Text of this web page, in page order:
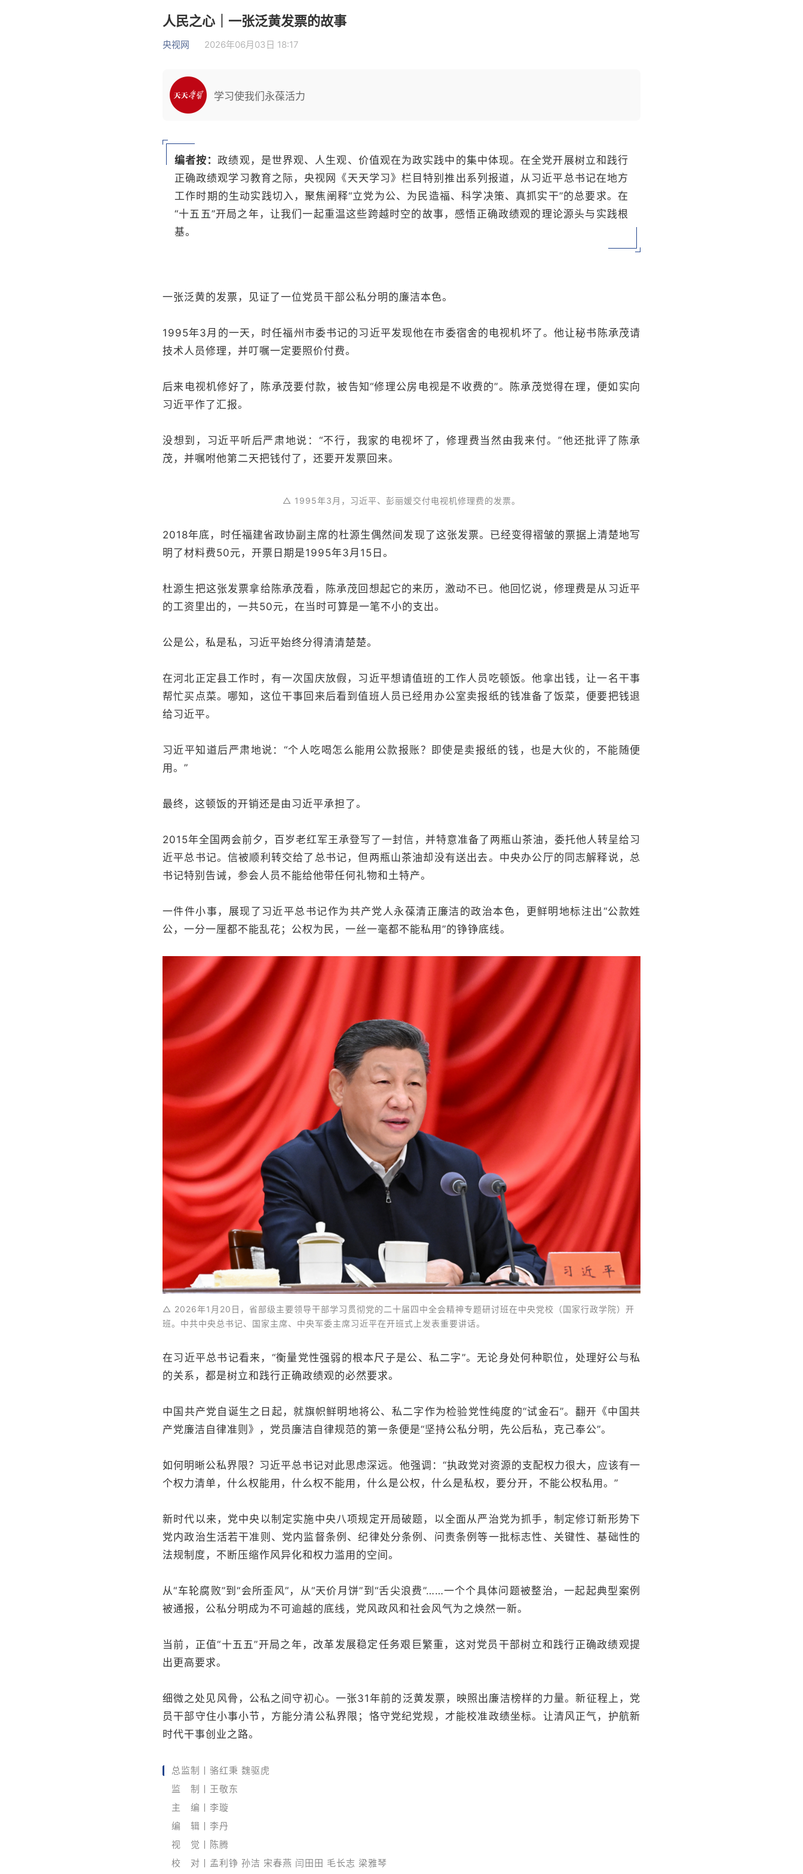
人民之心｜一张泛黄发票的故事
央视网 2026年06月03日 18:17
学习使我们永葆活力
编者按：政绩观，是世界观、人生观、价值观在为政实践中的集中体现。在全党开展树立和践行
正确政绩观学习教育之际，央视网《天天学习》栏目特别推出系列报道，从习近平总书记在地方
工作时期的生动实践切入，聚焦阐释“立党为公、为民造福、科学决策、真抓实干”的总要求。在
“十五五”开局之年，让我们一起重温这些跨越时空的故事，感悟正确政绩观的理论源头与实践根
基。
一张泛黄的发票，见证了一位党员干部公私分明的廉洁本色。
1995年3月的一天，时任福州市委书记的习近平发现他在市委宿舍的电视机坏了。他让秘书陈承茂请
技术人员修理，并叮嘱一定要照价付费。
后来电视机修好了，陈承茂要付款，被告知“修理公房电视是不收费的”。陈承茂觉得在理，便如实向
习近平作了汇报。
没想到，习近平听后严肃地说：“不行，我家的电视坏了，修理费当然由我来付。”他还批评了陈承
茂，并嘱咐他第二天把钱付了，还要开发票回来。
△ 1995年3月，习近平、彭丽媛交付电视机修理费的发票。
2018年底，时任福建省政协副主席的杜源生偶然间发现了这张发票。已经变得褶皱的票据上清楚地写
明了材料费50元，开票日期是1995年3月15日。
杜源生把这张发票拿给陈承茂看，陈承茂回想起它的来历，激动不已。他回忆说，修理费是从习近平
的工资里出的，一共50元，在当时可算是一笔不小的支出。
公是公，私是私，习近平始终分得清清楚楚。
在河北正定县工作时，有一次国庆放假，习近平想请值班的工作人员吃顿饭。他拿出钱，让一名干事
帮忙买点菜。哪知，这位干事回来后看到值班人员已经用办公室卖报纸的钱准备了饭菜，便要把钱退
给习近平。
习近平知道后严肃地说：“个人吃喝怎么能用公款报账？即使是卖报纸的钱，也是大伙的，不能随便
用。”
最终，这顿饭的开销还是由习近平承担了。
2015年全国两会前夕，百岁老红军王承登写了一封信，并特意准备了两瓶山茶油，委托他人转呈给习
近平总书记。信被顺利转交给了总书记，但两瓶山茶油却没有送出去。中央办公厅的同志解释说，总
书记特别告诫，参会人员不能给他带任何礼物和土特产。
一件件小事，展现了习近平总书记作为共产党人永葆清正廉洁的政治本色，更鲜明地标注出“公款姓
公，一分一厘都不能乱花；公权为民，一丝一毫都不能私用”的铮铮底线。
△ 2026年1月20日，省部级主要领导干部学习贯彻党的二十届四中全会精神专题研讨班在中央党校（国家行政学院）开
班。中共中央总书记、国家主席、中央军委主席习近平在开班式上发表重要讲话。
在习近平总书记看来，“衡量党性强弱的根本尺子是公、私二字”。无论身处何种职位，处理好公与私
的关系，都是树立和践行正确政绩观的必然要求。
中国共产党自诞生之日起，就旗帜鲜明地将公、私二字作为检验党性纯度的“试金石”。翻开《中国共
产党廉洁自律准则》，党员廉洁自律规范的第一条便是“坚持公私分明，先公后私，克己奉公”。
如何明晰公私界限？习近平总书记对此思虑深远。他强调：“执政党对资源的支配权力很大，应该有一
个权力清单，什么权能用，什么权不能用，什么是公权，什么是私权，要分开，不能公权私用。”
新时代以来，党中央以制定实施中央八项规定开局破题，以全面从严治党为抓手，制定修订新形势下
党内政治生活若干准则、党内监督条例、纪律处分条例、问责条例等一批标志性、关键性、基础性的
法规制度，不断压缩作风异化和权力滥用的空间。
从“车轮腐败”到“会所歪风”，从“天价月饼”到“舌尖浪费”……一个个具体问题被整治，一起起典型案例
被通报，公私分明成为不可逾越的底线，党风政风和社会风气为之焕然一新。
当前，正值“十五五”开局之年，改革发展稳定任务艰巨繁重，这对党员干部树立和践行正确政绩观提
出更高要求。
细微之处见风骨，公私之间守初心。一张31年前的泛黄发票，映照出廉洁榜样的力量。新征程上，党
员干部守住小事小节，方能分清公私界限；恪守党纪党规，才能校准政绩坐标。让清风正气，护航新
时代干事创业之路。
总监制丨骆红秉 魏驱虎
监 制丨王敬东
主 编丨李璇
编 辑丨李丹
视 觉丨陈腾
校 对丨孟利铮 孙洁 宋春燕 闫田田 毛长志 梁雅琴